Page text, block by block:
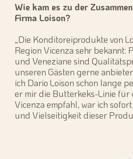
Wie kam es zu der
Firma Loison?
„Die Konditoreiprodukte von
Region Vicenza sehr bekannt:
und Veneziane sind
unseren Gästen gerne
ich Dario Loison schon lange
er mir die Butterkeks-Linie für
Vicenza empfahl, war ich
und Vielseitigkeit dieser